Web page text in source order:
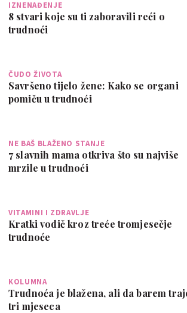
IZNENAĐENJE
8 stvari koje su ti zaboravili reći o
trudnoći
ČUDO ŽIVOTA
Savršeno tijelo žene: Kako se organi
pomiču u trudnoći
NE BAŠ BLAŽENO STANJE
7 slavnih mama otkriva što su najviše
mrzile u trudnoći
VITAMINI I ZDRAVLJE
Kratki vodič kroz treće tromjesečje
trudnoće
KOLUMNA
Trudnoća je blažena, ali da barem
tri mjeseca